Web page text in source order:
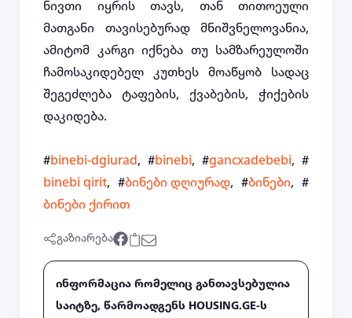
ნივთი იყრის თავს, თან თითოეული
მათგანი თავისებურად მნიშვნელოვანია,
ამიტომ კარგი იქნება თუ სამზარეულოში
ჩამოსაკიდებელ კუთხეს მოაწყობ სადაც
შეგეძლება ტაფების, ქვაბების, ჭიქების
დაკიდება.
#binebi-dgiurad, #binebi, #gancxadebebi, #
binebi qirit, #ბინები დღიურად, #ბინები, #
ბინები ქირით
გაზიარება
ინფორმაცია რომელიც განთავსებულია
საიტზე, წარმოადგენს HOUSING.GE-ს